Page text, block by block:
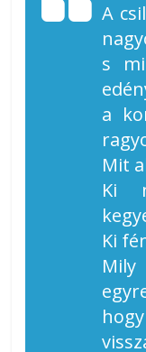
A
s
a
Mit
Ki
Ki